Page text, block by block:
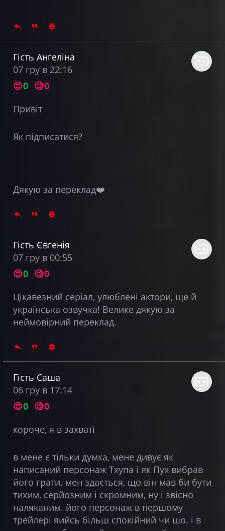
Гість Ангеліна
07 гру в 22:16
😍0 🧐0
Привіт
Як підписатися?
Дякую за переклад❤️
Гість Євгенія
07 гру в 00:55
😍0 🧐0
Цікавезний серіал, улюблені актори, ще й
українська озвучка! Велике дякую за
неймовірний переклад.
Гість Саша
06 гру в 17:14
😍0 🧐0
короче, я в захваті
в мене є тільки думка, мене дивує як
написаний персонаж Тхупа і як Пух вибрав
його грати. мен здається, що він мав би бути
тихим, серйозним і скромним, ну і звісно
наляканим. його персонаж в першому
трейлері яийсь більш спокійний чи шо. і в